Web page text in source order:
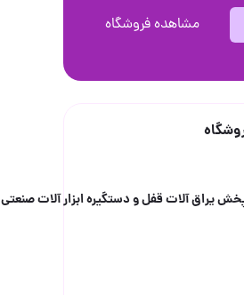
مشاهده فروشگاه
آلات قفل و دستگیره ابزار آلات صنعتی و